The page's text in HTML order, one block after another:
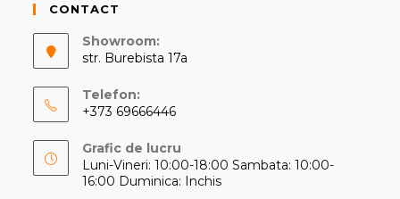
CONTACT
Showroom:
str. Burebista 17a
Telefon:
+373 69666446
in
your
Grafic de lucru
Luni-Vineri: 10:00-18:00 Sambata: 10:00-
16:00 Duminica: Inchis